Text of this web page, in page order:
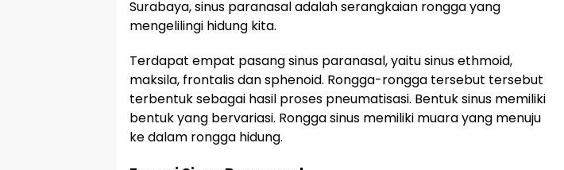
Surabaya, sinus paranasal adalah serangkaian rongga yang
mengelilingi hidung kita.
Terdapat empat pasang sinus paranasal, yaitu sinus ethmoid,
maksila, frontalis dan sphenoid. Rongga-rongga tersebut tersebut
terbentuk sebagai hasil proses pneumatisasi. Bentuk sinus memiliki
bentuk yang bervariasi. Rongga sinus memiliki muara yang menuju
ke dalam rongga hidung.